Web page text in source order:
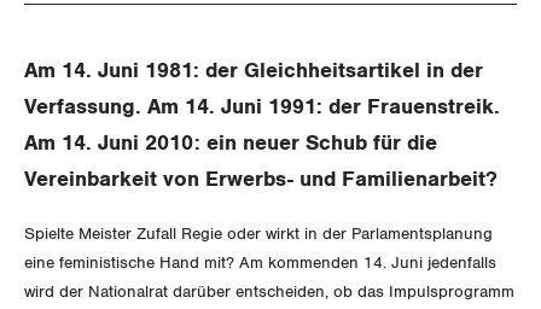
Gewerkschaftsrechte
Arbeitssicherheit und Gesundheitsschutz
Aussenwirtschaft
Berufliche Vorsorge
Arbeitslosenversicherung
CORONA-VIRUS
SERVICE PUBLIC
Verkehr
Gleichstellung von LGBTI
Am 14. Juni 1981: der Gleichheitsartikel in der
Verfassung. Am 14. Juni 1991: der Frauenstreik.
Am 14. Juni 2010: ein neuer Schub für die
Vereinbarkeit von Erwerbs- und Familienarbeit?
Spielte Meister Zufall Regie oder wirkt in der Parlamentsplanung
eine feministische Hand mit? Am kommenden 14. Juni jedenfalls
wird der Nationalrat darüber entscheiden, ob das Impulsprogramm